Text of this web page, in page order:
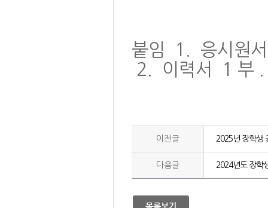
붙임 1.
응시원
2.
이력서 1 부
이전글 2025년 장학생
다음글 2024년도 장학
목록보기